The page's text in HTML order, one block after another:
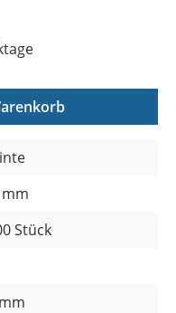
Wert
Stück